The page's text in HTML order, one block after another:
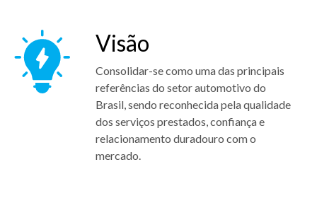
Visão
Consolidar-se como uma das principais
referências do setor automotivo do
Brasil, sendo reconhecida pela qualidade
dos serviços prestados, confiança e
relacionamento duradouro com o
mercado.